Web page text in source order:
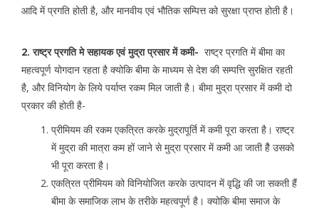
आदि में प्रगति होती है, और मानवीय एवं भौतिक सम्पित्त को सुरक्षा प्राप्त होती है।
2. राष्ट्र प्रगति मे सहायक एवं मुद्रा प्रसार में कमी- राष्ट्र प्रगति में बीमा का
महत्वपूर्ण योगदान रहता है क्योकि बीमा के माध्यम से देश की सम्पत्ति सुरक्षित रहती
है, और विनियोग के लिये पर्याप्त रकम मिल जाती है। बीमा मुद्रा प्रसार में कमी दो
प्रकार की होती है-
प्रीमियम की रकम एकत्रित करके मुद्रापूर्ति में कमी पूरा करता है। राष्ट्र
में मुद्रा की मात्रा कम हों जाने से मुद्रा प्रसार में कमी आ जाती हैै उसको
भी पूरा करता है।
एकत्रित प्रीमियम को विनियोजित करके उत्पादन में वृद्धि की जा सकती हैं
बीमा के समाजिक लाभ के तरीके महत्वपूर्ण है। क्योकि बीमा समाज के